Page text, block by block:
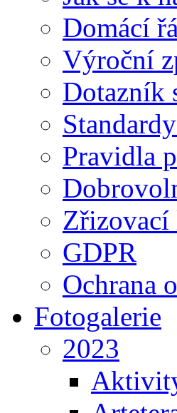
Domácí
Výroční
Dotazník
Pravidla
Zřizovací
GDPR
Ochrana
Fotogalerie
2023